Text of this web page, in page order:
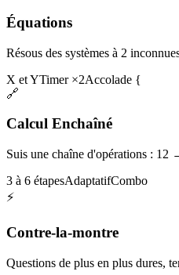
Équations
Résous des systèmes à 2
X et YTimer ×2Accolade {
🔗
Calcul Enchaîné
Suis une chaîne d'opérations :
3 à 6 étapesAdaptatifCombo
⚡
Contre-la-montre
Questions de plus en plus dures,